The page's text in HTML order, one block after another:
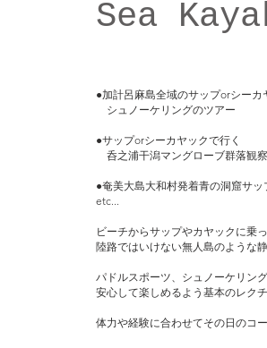
Sea
●加計呂麻島全域のサップorシーカ
シュノーケリングのツアー
●サップorシーカヤックで行く
呑之浦干潟マングローブ群落観
●奄美大島大和村発着青の洞窟サッ
etc...
ビーチからサップやカヤックに乗っ
陸路ではいけない無人島のような
パドルスポーツ、シュノーケリン
安心して楽しめるよう基本のレクチ
体力や経験に合わせてその日のコ